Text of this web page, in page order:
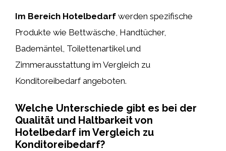
Im Bereich Hotelbedarf werden spezifische
Produkte wie Bettwäsche, Handtücher,
Bademäntel, Toilettenartikel und
Zimmerausstattung im Vergleich zu
Konditoreibedarf angeboten.
Welche Unterschiede gibt es bei der
Qualität und Haltbarkeit von
Hotelbedarf im Vergleich zu
Konditoreibedarf?